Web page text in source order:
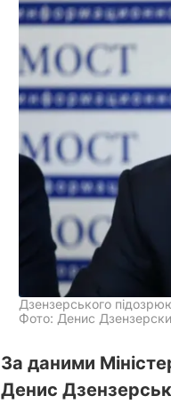
Дзензерського
Фото: Денис
За даними
Денис